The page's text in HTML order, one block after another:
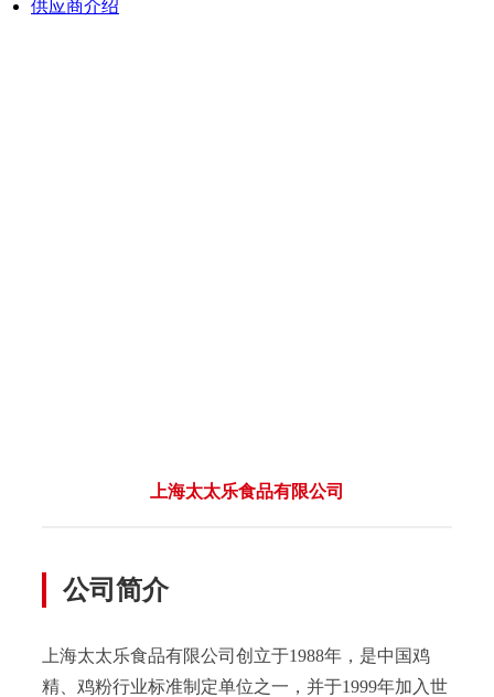
供应商介绍
上海太太乐食品有限公司
公司简介
上海太太乐食品有限公司创立于1988年，是中国鸡
精、鸡粉行业标准制定单位之一，并于1999年加入世